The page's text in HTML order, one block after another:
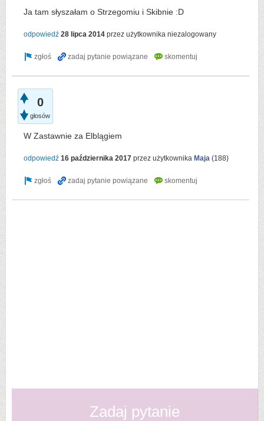
Ja tam słyszałam o Strzegomiu i Skibnie :D
odpowiedź 28 lipca 2014 przez użytkownika niezalogowany
0
głosów
W Zastawnie za Elblągiem
odpowiedź 16 października 2017 przez użytkownika Maja (188)
Zadaj pytanie